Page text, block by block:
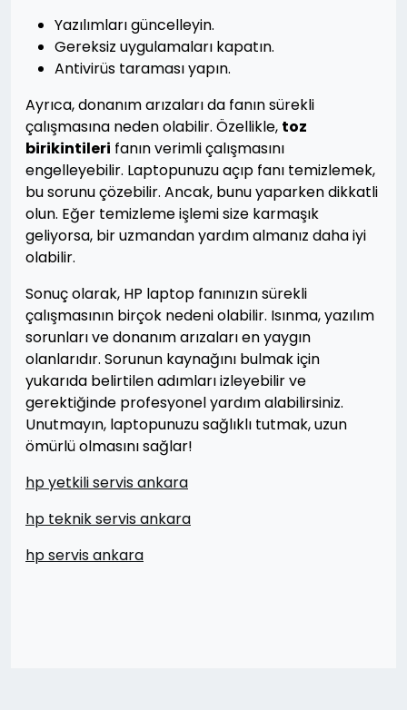
Yazılımları güncelleyin.
Gereksiz uygulamaları kapatın.
Antivirüs taraması yapın.
Ayrıca, donanım arızaları da fanın sürekli
çalışmasına neden olabilir. Özellikle, toz
birikintileri fanın verimli çalışmasını
engelleyebilir. Laptopunuzu açıp fanı temizlemek,
bu sorunu çözebilir. Ancak, bunu yaparken dikkatli
olun. Eğer temizleme işlemi size karmaşık
geliyorsa, bir uzmandan yardım almanız daha iyi
olabilir.
Sonuç olarak, HP laptop fanınızın sürekli
çalışmasının birçok nedeni olabilir. Isınma, yazılım
sorunları ve donanım arızaları en yaygın
olanlarıdır. Sorunun kaynağını bulmak için
yukarıda belirtilen adımları izleyebilir ve
gerektiğinde profesyonel yardım alabilirsiniz.
Unutmayın, laptopunuzu sağlıklı tutmak, uzun
ömürlü olmasını sağlar!
hp yetkili servis ankara
hp teknik servis ankara
hp servis ankara